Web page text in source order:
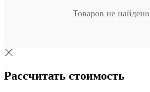
Товаров не найдено
Рассчитать стоимость